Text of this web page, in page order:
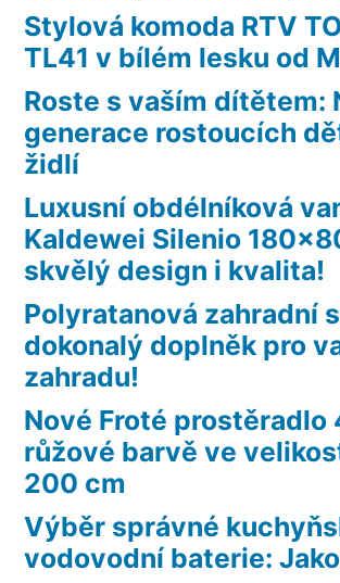
Stylová komoda RTV
TL41 v bílém lesku od
Roste s vaším dítětem:
generace rostoucích
židlí
Luxusní obdélníková
Kaldewei Silenio
skvělý design i kvalita!
Polyratanová zahradní
dokonalý doplněk pro
zahradu!
Nové Froté prostěradlo
růžové barvě ve
200 cm
Výběr správné
vodovodní baterie: